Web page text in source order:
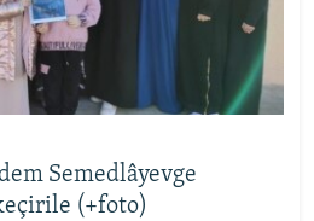
Semedlâyevge
(+foto)